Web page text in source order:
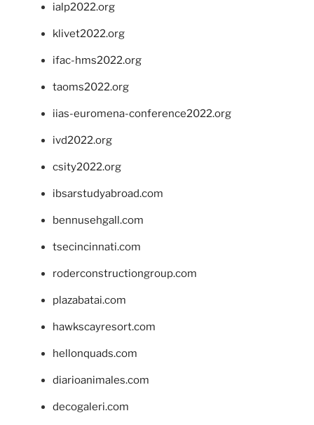
ialp2022.org
klivet2022.org
ifac-hms2022.org
taoms2022.org
iias-euromena-conference2022.org
ivd2022.org
csity2022.org
ibsarstudyabroad.com
bennusehgall.com
tsecincinnati.com
roderconstructiongroup.com
plazabatai.com
hawkscayresort.com
hellonquads.com
diarioanimales.com
decogaleri.com